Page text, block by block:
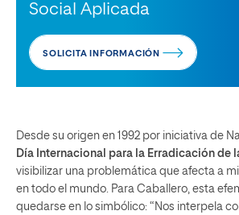
Social Aplicada
SOLICITA INFORMACIÓN
Desde su origen en 1992 por iniciativa de
Día Internacional para la Erradicación de
visibilizar una problemática que afecta a
en todo el mundo. Para Caballero, esta
quedarse en lo simbólico: “Nos interpela